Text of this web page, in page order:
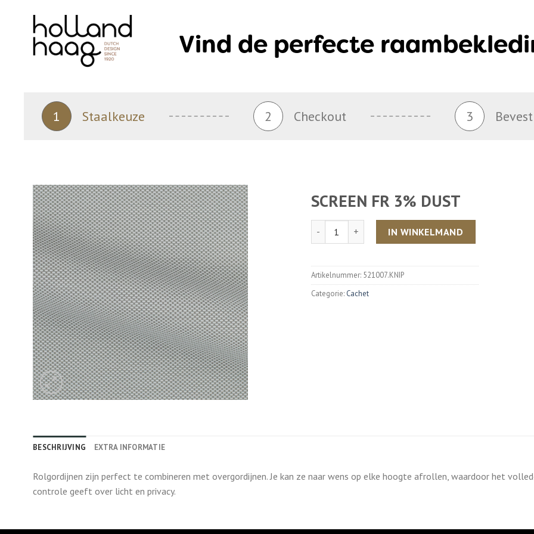
Vind de perfecte
1 Staalkeuze 2 Checkout 3
SCREEN FR 3% DUST
IN WINKELMAND
Artikelnummer: 521007.KNIP
Categorie: Cachet
BESCHRIJVING EXTRA INFORMATIE
Rolgordijnen zijn perfect te combineren met overgordijnen. Je kan ze naar wens op elke hoogte afrollen, waardoor het
controle geeft over licht en privacy.